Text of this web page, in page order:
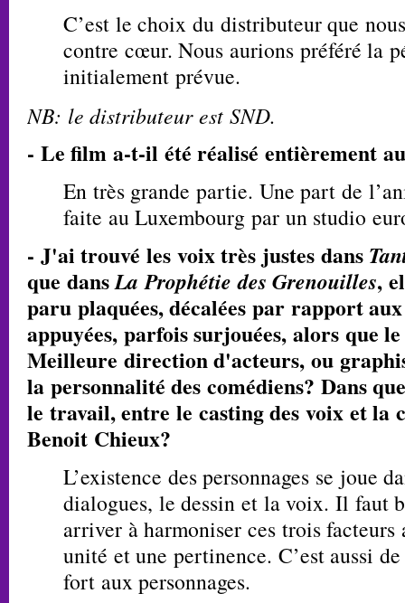
C’est le choix du distributeur que
contre cœur. Nous aurions préféré la
initialement prévue.
NB: le distributeur est SND.
- Le film a-t-il été réalisé entièrement
En très grande partie. Une part de
faite au Luxembourg par un studio
- J'ai trouvé les voix très justes dans
que dansLa Prophétie des Grenouilles,
paru plaquées, décalées par rapport
appuyées, parfois surjouées, alors que
Meilleure direction d'acteurs, ou
la personnalité des comédiens? Dans
le travail, entre le casting des voix et la
Benoit Chieux?
L’existence des personnages se joue
dialogues, le dessin et la voix. Il faut
arriver à harmoniser ces trois facteurs
unité et une pertinence. C’est aussi
fort aux personnages.